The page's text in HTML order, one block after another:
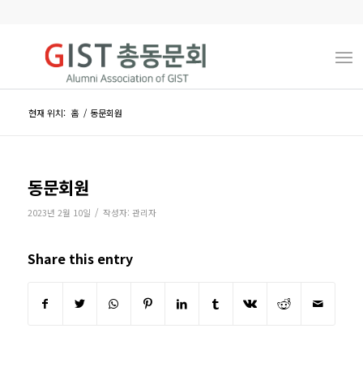
현재 위치: 홈 / 동문회원
동문회원
2023년 2월 10일 / 작성자: 관리자
Share this entry